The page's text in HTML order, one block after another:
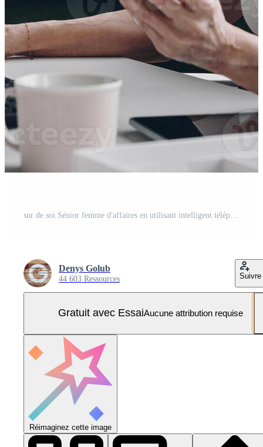
Denys Golub
44 603 Ressources Suivre
Gratuit avec EssaiAucune attribution requise
Réimaginez cette image